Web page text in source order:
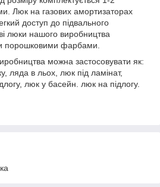
Люк на газових амортизаторах
доступ до підвального
люки нашого виробництва
порошковими фарбами.
можна застосовувати як:
ляда в льох, люк під ламінат,
люк у басейн. люк на підлогу.